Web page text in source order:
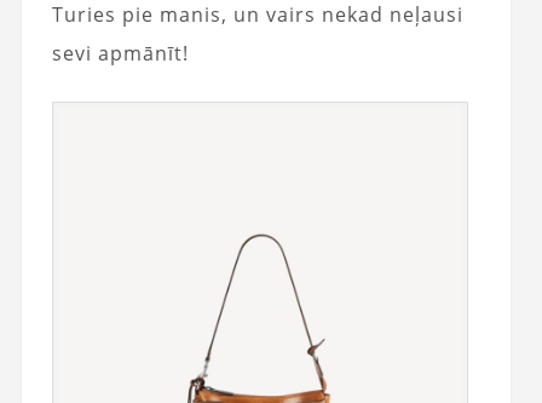
Turies pie manis, un vairs nekad neļausi
sevi apmānīt!